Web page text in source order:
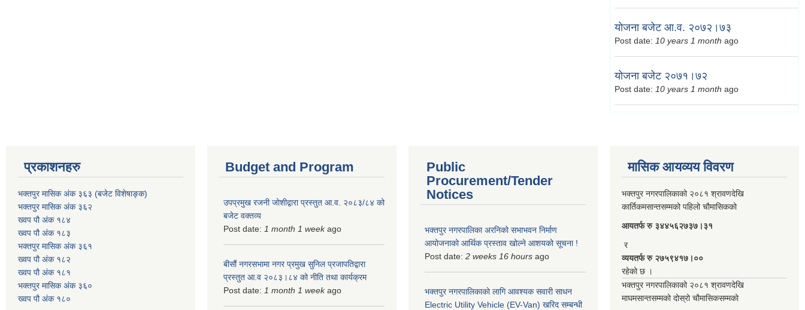
योजना बजेट आ.व. २०७२।७३
Post date: 10 years 1 month ago
योजना बजेट २०७१।७२
Post date: 10 years 1 month ago
प्रकाशनहरु
भक्तपुर मासिक अंक ३६३ (बजेट विशेषाङ्क)
भक्तपुर मासिक अंक ३६२
ख्वप पौ अंक १८४
ख्वप पौ अंक १८३
भक्तपुर मासिक अंक ३६१
ख्वप पौ अंक १८२
ख्वप पौ अंक १८१
भक्तपुर मासिक अंक ३६०
ख्वप पौ अंक १८०
Budget and Program
उपप्रमुख रजनी जोशीद्वारा प्रस्तुत आ.व. २०८३/८४ को
बजेट वक्तव्य
Post date: 1 month 1 weekago
बीसौं नगरसभामा नगर प्रमुख सुनिल प्रजापतिद्वारा
प्रस्तुत आ.व‍ २०८३।८४ को नीति तथा कार्यक्रम
Post date: 1 month 1 weekago
Public
Procurement/Tender
Notices
भक्तपुर नगरपालिका अरनिको सभाभवन निर्माण
आयोजनाको आर्थिक प्रस्ताव खोल्ने आशयको सूचना !
Post date: 2 weeks 16 hours ago
भक्तपुर नगरपालिकाकाे लागि आवश्यक सवारी साधन
Electric Utility Vehicle (EV-Van) खरिद सम्बन्धी
मासिक आयव्यय विवरण
भक्तपुर नगरपालिकाको २०८१ श्रावणदेखि
कार्तिकमसान्तसम्मको पहिलो चौमासिकको
आयतर्फ रु‌ ३४४५६२७३७।३१
र
व्ययतर्फ रु २७५९४१७।००
रहेको छ ।
भक्तपुर नगरपालिकाको २०८१ श्रावणदेखि
माघमसान्तसम्मको दोस्रो चौमासिकसम्मको